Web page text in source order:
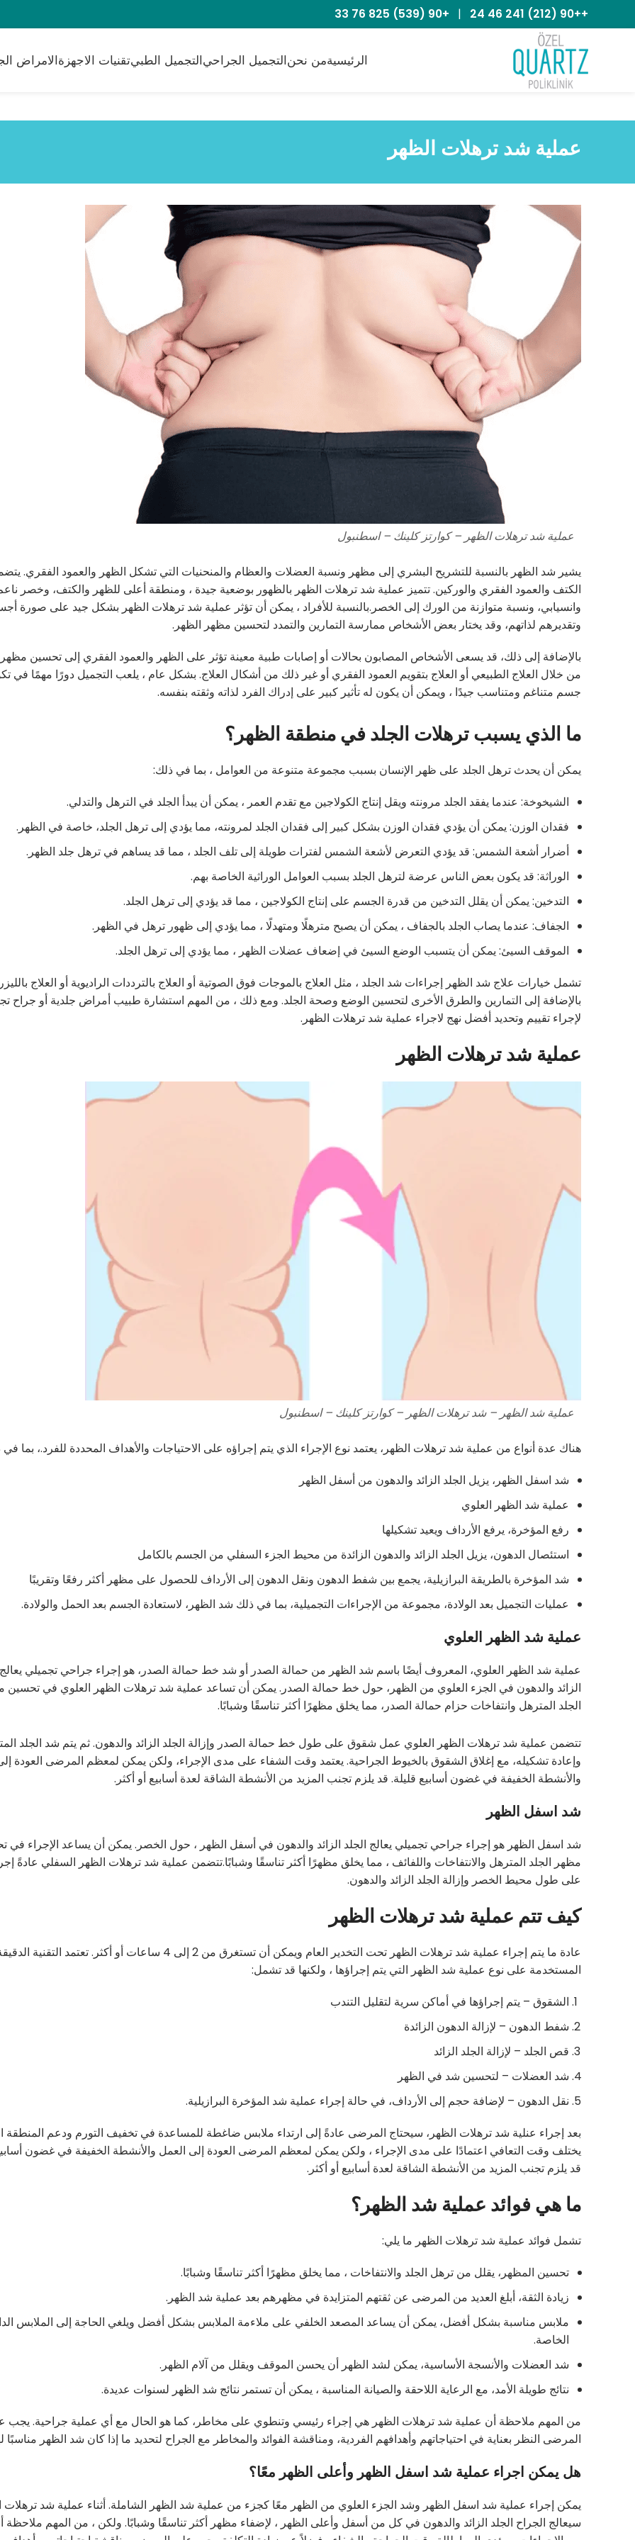
++90 (212) 241 46 24
|
+90 (539) 825 76 33
الرئيسيةمن نحنالتجميل الجراحيالتجميل الطبيتقنيات الاجهزةالامراض
عملية شد ترهلات الظهر
عملية شد ترهلات الظهر – كوارتز كلينك – اسطنبول
يشير شد الظهر بالنسبة للتشريح البشري إلى مظهر ونسبة العضلات والعظام والمنحنيات التي تشكل الظهر والعمود الفقري.
الكتف والعمود الفقري والوركين. تتميز عملية شد ترهلات الظهر بالظهور بوضعية جيدة ، ومنطقة أعلى للظهر والكتف، وخصر
وانسيابي، ونسبة متوازنة من الورك إلى الخصر.بالنسبة للأفراد ، يمكن أن تؤثر عملية شد ترهلات الظهر بشكل جيد على صورة
وتقديرهم لذاتهم، وقد يختار بعض الأشخاص ممارسة التمارين والتمدد لتحسين مظهر الظهر.
بالإضافة إلى ذلك، قد يسعى الأشخاص المصابون بحالات أو إصابات طبية معينة تؤثر على الظهر والعمود الفقري إلى تحسين
من خلال العلاج الطبيعي أو العلاج بتقويم العمود الفقري أو غير ذلك من أشكال العلاج. بشكل عام ، يلعب التجميل دورًا مهمًا في
جسم متناغم ومتناسب جيدًا ، ويمكن أن يكون له تأثير كبير على إدراك الفرد لذاته وثقته بنفسه.
ما الذي يسبب ترهلات الجلد في منطقة الظهر؟
يمكن أن يحدث ترهل الجلد على ظهر الإنسان بسبب مجموعة متنوعة من العوامل ، بما في ذلك:
الشيخوخة: عندما يفقد الجلد مرونته ويقل إنتاج الكولاجين مع تقدم العمر ، يمكن أن يبدأ الجلد في الترهل والتدلي.
فقدان الوزن: يمكن أن يؤدي فقدان الوزن بشكل كبير إلى فقدان الجلد لمرونته، مما يؤدي إلى ترهل الجلد، خاصة في الظهر.
أضرار أشعة الشمس: قد يؤدي التعرض لأشعة الشمس لفترات طويلة إلى تلف الجلد ، مما قد يساهم في ترهل جلد الظهر.
الوراثة: قد يكون بعض الناس عرضة لترهل الجلد بسبب العوامل الوراثية الخاصة بهم.
التدخين: يمكن أن يقلل التدخين من قدرة الجسم على إنتاج الكولاجين ، مما قد يؤدي إلى ترهل الجلد.
الجفاف: عندما يصاب الجلد بالجفاف ، يمكن أن يصبح مترهلًا ومتهدلًا ، مما يؤدي إلى ظهور ترهل في الظهر.
الموقف السيئ: يمكن أن يتسبب الوضع السيئ في إضعاف عضلات الظهر ، مما يؤدي إلى ترهل الجلد.
تشمل خيارات علاج شد الظهر إجراءات شد الجلد ، مثل العلاج بالموجات فوق الصوتية أو العلاج بالترددات الراديوية أو العلاج
بالإضافة إلى التمارين والطرق الأخرى لتحسين الوضع وصحة الجلد. ومع ذلك ، من المهم استشارة طبيب أمراض جلدية أو جراح
لإجراء تقييم وتحديد أفضل نهج لاجراء عملية شد ترهلات الظهر.
عملية شد ترهلات الظهر
عملية شد الظهر – شد ترهلات الظهر – كوارتز كلينك – اسطنبول
هناك عدة أنواع من عملية شد ترهلات الظهر، يعتمد نوع الإجراء الذي يتم إجراؤه على الاحتياجات والأهداف المحددة للفرد.، بما
شد اسفل الظهر، يزيل الجلد الزائد والدهون من أسفل الظهر
عملية شد الظهر العلوي
رفع المؤخرة، يرفع الأرداف ويعيد تشكيلها
استئصال الدهون، يزيل الجلد الزائد والدهون الزائدة من محيط الجزء السفلي من الجسم بالكامل
شد المؤخرة بالطريقة البرازيلية، يجمع بين شفط الدهون ونقل الدهون إلى الأرداف للحصول على مظهر أكثر رفعًا وتقريبًا
عمليات التجميل بعد الولادة، مجموعة من الإجراءات التجميلية، بما في ذلك شد الظهر، لاستعادة الجسم بعد الحمل والولادة.
عملية شد الظهر العلوي
عملية شد الظهر العلوي، المعروف أيضًا باسم شد الظهر من حمالة الصدر أو شد خط حمالة الصدر، هو إجراء جراحي تجميلي يعالج
الزائد والدهون في الجزء العلوي من الظهر، حول خط حمالة الصدر. يمكن أن تساعد عملية شد ترهلات الظهر العلوي في تحسين
الجلد المترهل وانتفاخات حزام حمالة الصدر، مما يخلق مظهرًا أكثر تناسقًا وشبابًا.
تتضمن عملية شد ترهلات الظهر العلوي عمل شقوق على طول خط حمالة الصدر وإزالة الجلد الزائد والدهون. ثم يتم شد الجلد
وإعادة تشكيله، مع إغلاق الشقوق بالخيوط الجراحية. يعتمد وقت الشفاء على مدى الإجراء، ولكن يمكن لمعظم المرضى العودة
والأنشطة الخفيفة في غضون أسابيع قليلة. قد يلزم تجنب المزيد من الأنشطة الشاقة لعدة أسابيع أو أكثر.
شد اسفل الظهر
شد اسفل الظهر هو إجراء جراحي تجميلي يعالج الجلد الزائد والدهون في أسفل الظهر ، حول الخصر. يمكن أن يساعد الإجراء في
مظهر الجلد المترهل والانتفاخات واللفائف ، مما يخلق مظهرًا أكثر تناسقًا وشبابًا.تتضمن عملية شد ترهلات الظهر السفلي عادةً
على طول محيط الخصر وإزالة الجلد الزائد والدهون.
كيف تتم عملية شد ترهلات الظهر
عادة ما يتم إجراء عملية شد ترهلات الظهر تحت التخدير العام ويمكن أن تستغرق من 2 إلى 4 ساعات أو أكثر. تعتمد التقنية
المستخدمة على نوع عملية شد الظهر التي يتم إجراؤها ، ولكنها قد تشمل:
الشقوق – يتم إجراؤها في أماكن سرية لتقليل التندب
شفط الدهون – لإزالة الدهون الزائدة
قص الجلد – لإزالة الجلد الزائد
شد العضلات – لتحسين شد في الظهر
نقل الدهون – لإضافة حجم إلى الأرداف، في حالة إجراء عملية شد المؤخرة البرازيلية.
بعد إجراء عنلية شد ترهلات الظهر، سيحتاج المرضى عادةً إلى ارتداء ملابس ضاغطة للمساعدة في تخفيف التورم ودعم المنطقة
يختلف وقت التعافي اعتمادًا على مدى الإجراء ، ولكن يمكن لمعظم المرضى العودة إلى العمل والأنشطة الخفيفة في غضون
قد يلزم تجنب المزيد من الأنشطة الشاقة لعدة أسابيع أو أكثر.
ما هي فوائد عملية شد الظهر؟
تشمل فوائد عملية شد ترهلات الظهر ما يلي:
تحسين المظهر، يقلل من ترهل الجلد والانتفاخات ، مما يخلق مظهرًا أكثر تناسقًا وشبابًا.
زيادة الثقة، أبلغ العديد من المرضى عن ثقتهم المتزايدة في مظهرهم بعد عملية شد الظهر.
ملابس مناسبة بشكل أفضل، يمكن أن يساعد المصعد الخلفي على ملاءمة الملابس بشكل أفضل ويلغي الحاجة إلى الملابس
الخاصة.
شد العضلات والأنسجة الأساسية، يمكن لشد الظهر أن يحسن الموقف ويقلل من آلام الظهر.
نتائج طويلة الأمد، مع الرعاية اللاحقة والصيانة المناسبة ، يمكن أن تستمر نتائج شد الظهر لسنوات عديدة.
من المهم ملاحظة أن عملية شد ترهلات الظهر هي إجراء رئيسي وتنطوي على مخاطر، كما هو الحال مع أي عملية جراحية. يجب
المرضى النظر بعناية في احتياجاتهم وأهدافهم الفردية، ومناقشة الفوائد والمخاطر مع الجراح لتحديد ما إذا كان شد الظهر مناسبًا
هل يمكن اجراء عملية شد اسفل الظهر وأعلى الظهر معًا؟
يمكن إجراء عملية شد اسفل الظهر وشد الجزء العلوي من الظهر معًا كجزء من عملية شد الظهر الشاملة. أثناء عملية شد ترهلات
سيعالج الجراح الجلد الزائد والدهون في كل من أسفل وأعلى الظهر ، لإضفاء مظهر أكثر تناسقًا وشبابًا. ولكن ، من المهم ملاحظة